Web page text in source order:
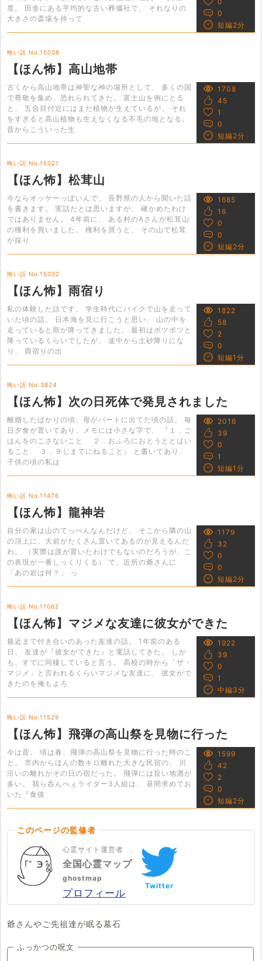
度。 田舎にある平均的な古い葬儀社で、 それなりの
大きさの斎場を持って
0
短編2分
怖い話 No.15038
【ほん怖】高山地帯
古くから高山地帯は神聖な神の場所として、 多くの国
で尊敬を集め、恐れられてきた。 富士山を例にとる
と、 五合目付近にはまだ植物が生えているが、 それ
をすぎると高山植物も生えなくなる不毛の地となる。
昔からこういった生
1708
45
1
0
短編2分
怖い話 No.15021
【ほん怖】松茸山
今ならオッケーっぽいんで、 長野県の人から聞いた話
を書きます。 実話だとは思いますが、 確かめたわけ
ではありません。 4年前に、 ある村のAさんが松茸山
の権利を買いました。 権利を買うと、 その山で松茸
が採り
1685
16
0
0
短編2分
怖い話 No.15032
【ほん怖】雨宿り
私の体験した話です。 学生時代にバイクで山を走って
いた頃の話。 日本海を見に行こうと思い、 山の中を
走っていると雨が降ってきました。 最初はポツポツと
降っているくらいでしたが、 途中から土砂降りにな
り、 雨宿りの出
1822
58
2
0
短編1分
怖い話 No.3824
【ほん怖】次の日死体で発見されました
離婚したばかりの頃、母がパートに出てた頃の話。 毎
日夕食が置いてあり、メモには小さな字で、 『１．ご
はんをのこさないこと ２．おふろにおとうととはい
ること ３．９じまでにねること』 と書いてあり、
子供の頃の私は
2016
39
0
1
短編1分
怖い話 No.11476
【ほん怖】龍神岩
自分の家は山のてっぺんなんだけど、 そこから隣の山
の頂上に、大岩がたくさん置いてあるのが見えるんだ
わ。 （実際は誰が置いたわけでもないのだろうが、こ
の表現が一番しっくりくる） で、近所の爺さんに
「あの岩は何？」 っ
1179
32
0
0
短編2分
怖い話 No.11062
【ほん怖】マジメな友達に彼女ができた
最近まで付き合いのあった友達の話。 1年前のある
日、 友達が『彼女ができた』と電話してきた。 しか
も、すでに同棲していると言う。 高校の時から「ザ・
マジメ」と言われるくらいマジメな友達に、 彼女がで
きたのを俺もよろ
1922
39
0
1
中編3分
怖い話 No.11529
【ほん怖】飛弾の高山祭を見物に行った
今は昔。 頃は春、飛弾の高山祭を見物に行った時のこ
と。 市内からほんの数キロ離れた大きな民宿の、 川
沿いの離れがその日の宿だった。 飛弾には旨い地酒が
多い。 我ら呑んべぇライダー3人組は、 昼間求めてお
いた『食後
1599
42
2
0
短編2分
このページの監修者
心霊サイト運営者
全国心霊マップ
ghostmap
プロフィール
Twitter
爺さんやご先祖達が眠る墓石
ふっかつの呪文